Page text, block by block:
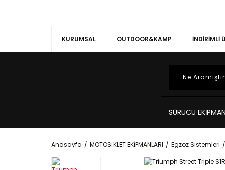
KURUMSAL OUTDOOR&KAMP İNDİRİMLİ
SÜRÜCÜ
Anasayfa MOTOSİKLET EKİPMANLARI Egzoz Sistemleri